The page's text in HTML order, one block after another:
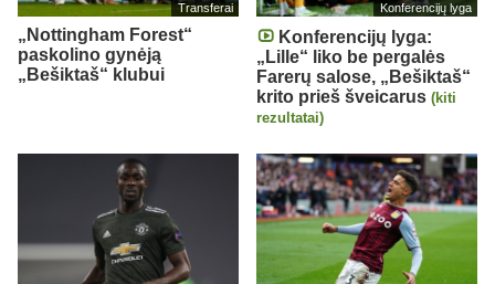
Transferai
„Nottingham Forest“
paskolino gynėją
„Bešiktaš“ klubui
Konferencijų lyga
Konferencijų lyga:
„Lille“ liko be pergalės
Farerų salose, „Bešiktaš“
krito prieš šveicarus (kiti
rezultatai)